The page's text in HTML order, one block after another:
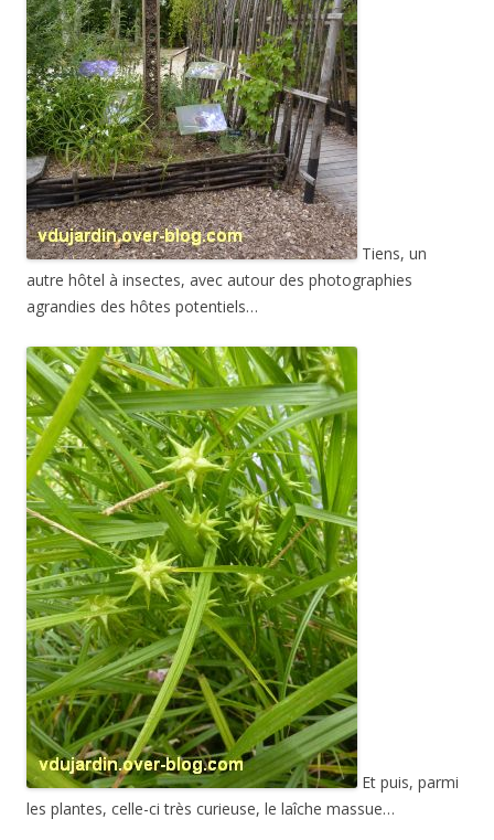
Tiens, un
autre hôtel à insectes, avec autour des photographies
agrandies des hôtes potentiels…
Et puis, parmi
les plantes, celle-ci très curieuse, le laîche massue…